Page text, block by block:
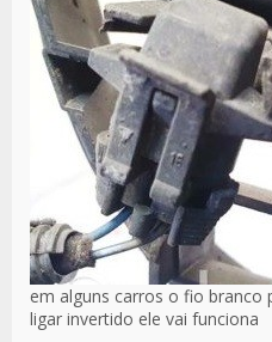
em alguns carros o fio branco
ligar invertido ele vai funciona